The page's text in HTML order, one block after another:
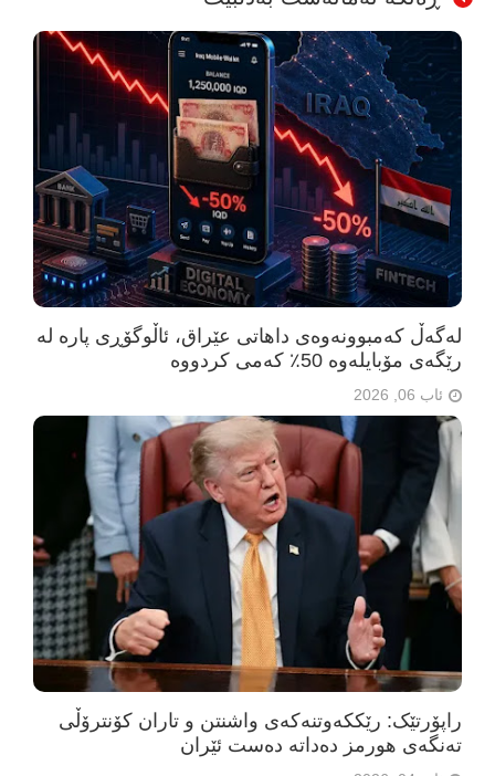
لەگەڵ کەمبوونەوەی داهاتی عێراق، ئاڵوگۆڕی پارە لە
رێگەی مۆبایلەوە 50٪ کەمی کردووە
ئاب 06, 2026
راپۆرتێک: رێککەوتنەکەی واشنتن و تاران کۆنترۆڵی
تەنگەی هورمز دەداتە دەست ئێران